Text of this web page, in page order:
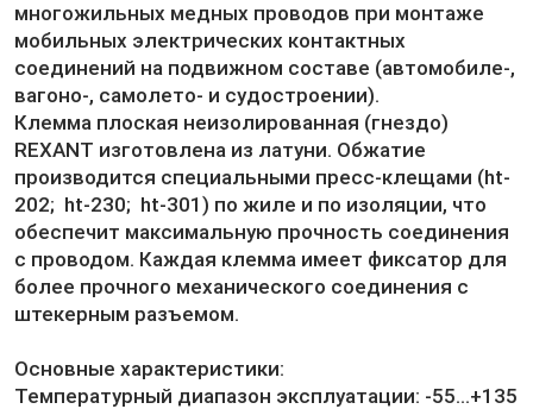
многожильных медных проводов при монтаже
мобильных электрических контактных
соединений на подвижном составе (автомобиле-,
вагоно-, самолето- и судостроении).
Клемма плоская неизолированная (гнездо)
REXANT изготовлена из латуни. Обжатие
производится специальными пресс-клещами (ht-
202; ht-230; ht-301) по жиле и по изоляции, что
обеспечит максимальную прочность соединения
с проводом. Каждая клемма имеет фиксатор для
более прочного механического соединения с
штекерным разъемом.
Основные характеристики:
Температурный диапазон эксплуатации: -55...+135